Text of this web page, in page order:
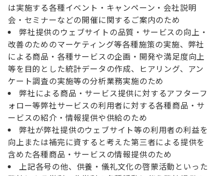
は実施する各種イベント・キャンペーン・会社説明
会・セミナーなどの開催に関するご案内のため
弊社提供のウェブサイトの品質・サービスの向上・
改善のためのマーケティング等各種施策の実施、弊社
による商品・各種サービスの企画・開発や満足度向上
等を目的とした統計データの作成、ヒアリング、アン
ケート調査の実施等の分析業務実施のため
弊社による商品・サービス提供に対するアフターフ
ォロー等弊社サービスの利用者に対する各種商品・サ
ービスの紹介・情報提供や供給のため
弊社が弊社提供のウェブサイト等の利用者の利益を
向上または補完に資すると考えた第三者による提供を
含めた各種商品・サービスの情報提供のため
上記各号の他、供養・儀礼文化の啓蒙活動といった